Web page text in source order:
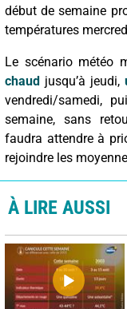
début de semaine
températures
Le scénario météo
chaud jusqu’à jeudi,
vendredi/samedi,
semaine, sans
faudra attendre à
rejoindre les
À LIRE AUSSI